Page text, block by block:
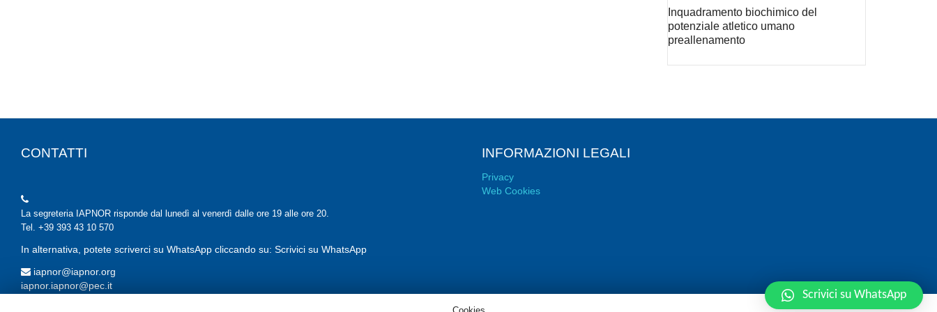
Inquadramento biochimico del
potenziale atletico umano
preallenamento
CONTATTI
La segreteria IAPNOR risponde dal lunedì al venerdì dalle ore 19 alle ore 20.
Tel. +39 393 43 10 570
In alternativa, potete scriverci su WhatsApp cliccando su: Scrivici su WhatsApp
iapnor@iapnor.org
iapnor.iapnor@pec.it
INFORMAZIONI LEGALI
Privacy
Web Cookies
Scrivici su WhatsApp